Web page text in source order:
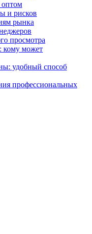
оптом
и рисков
рынка
просмотра
кому может
удобный способ
профессиональных